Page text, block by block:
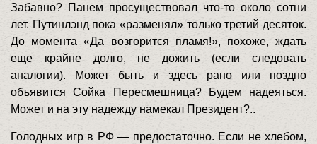
Забавно? Панем просуществовал что-то около сотни
лет. Путинлэнд пока «разменял» только третий десяток.
До момента «Да возгорится пламя!», похоже, ждать
еще крайне долго, не дожить (если следовать
аналогии). Может быть и здесь рано или поздно
объявится Сойка Пересмешница? Будем надеяться.
Может и на эту надежду намекал Президент?..
Голодных игр в РФ — предостаточно. Если не хлебом,